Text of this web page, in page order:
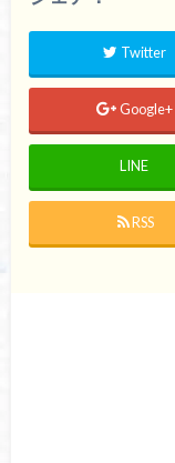
Twitter
Google+
LINE
RSS